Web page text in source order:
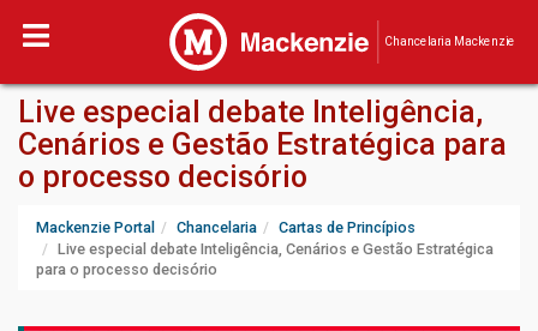
Chancelaria Mackenzie
Live especial debate Inteligência,
Cenários e Gestão Estratégica para
o processo decisório
Mackenzie Portal Chancelaria
Cartas de Princípios
Live especial debate Inteligência, Cenários e Gestão Estratégica
para o processo decisório